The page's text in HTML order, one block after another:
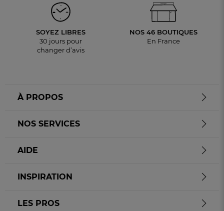
SOYEZ LIBRES
30 jours pour
changer d’avis
NOS 46 BOUTIQUES
En France
À PROPOS
NOS SERVICES
AIDE
INSPIRATION
LES PROS